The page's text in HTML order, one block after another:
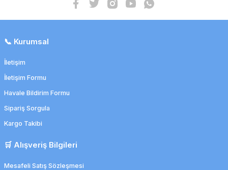
📞 Kurumsal
İletişim
İletişim Formu
Havale Bildirim Formu
Sipariş Sorgula
Kargo Takibi
🛒 Alışveriş Bilgileri
Mesafeli Satış Sözleşmesi